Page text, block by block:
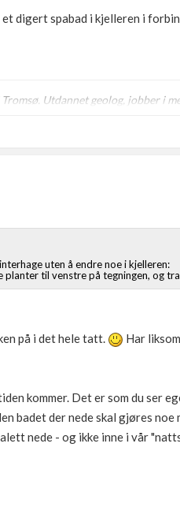
digert spabad i kjelleren i
Utdannet geolog, jobber i
uten å endre noe i kjelleren:
planter til venstre på tegningen, og
på i det hele tatt.
Har
kommer. Det er som du ser
badet der nede skal gjøres noe
nede - og ikke inne i vår